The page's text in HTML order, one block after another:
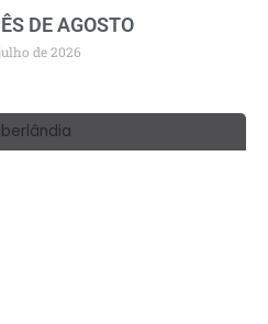
DE AGOSTO
de 2026